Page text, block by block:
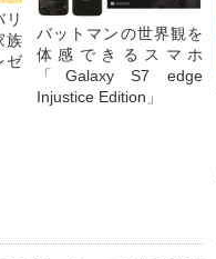
リ
族
ゼ
バットマンの世界観を
体感できるスマホ
「Galaxy S7 edge
Injustice Edition」